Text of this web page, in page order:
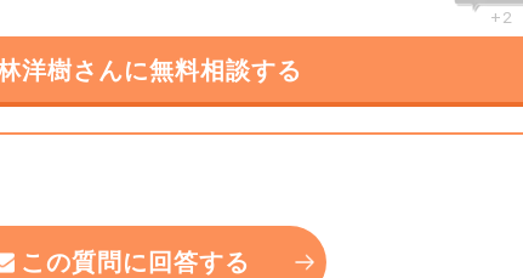
+2
洋樹さんに無料相談する
この質問に回答する